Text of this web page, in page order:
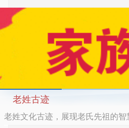
老姓古迹
老姓文化古迹，展现老氏先祖的智